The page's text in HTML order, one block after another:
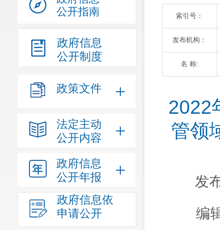
公开指南
政府信息
公开制度
政策文件
法定主动
公开内容
政府信息
公开年报
政府信息依
申请公开
索引号：
发布机构：
名 称:
2022
管领
发
编